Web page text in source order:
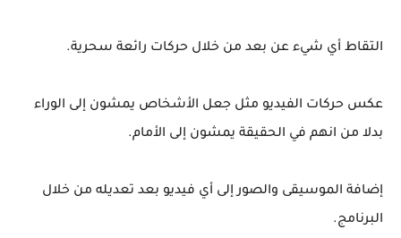
التقاط أي شيء عن بعد من خلال حركات رائعة سحرية.
عكس حركات الفيديو مثل جعل الأشخاص يمشون إلى الوراء
بدلا من انهم في الحقيقة يمشون إلى الأمام.
إضافة الموسيقى والصور إلى أي فيديو بعد تعديله من خلال
البرنامج.